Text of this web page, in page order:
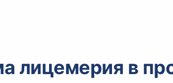
лицемерия в